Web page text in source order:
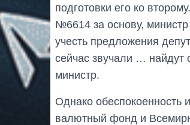
подготовки его ко
№6614 за основу,
учесть предложения
сейчас звучали … найдут
министр.
Однако обеспокоенность
валютный фонд и